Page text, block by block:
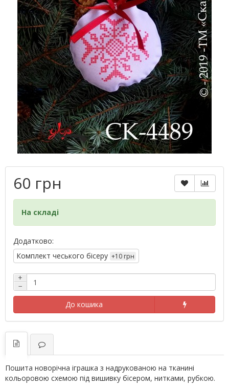
60 грн
На складі
Додатково:
Комплект чеського бісеру +10 грн
+
−
До кошика
Пошита новорічна іграшка з надрукованою на тканині
кольоровою схемою під вишивку бісером, нитками, рубкою.